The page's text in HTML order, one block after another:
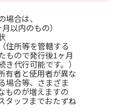
合は、
以内のもの）
住所等を管轄する
もので発行後1ヶ月
代行可能です。）
有者と使用者が異な
場合等、さまざま
ものが増えますの
タッフまでおたずね